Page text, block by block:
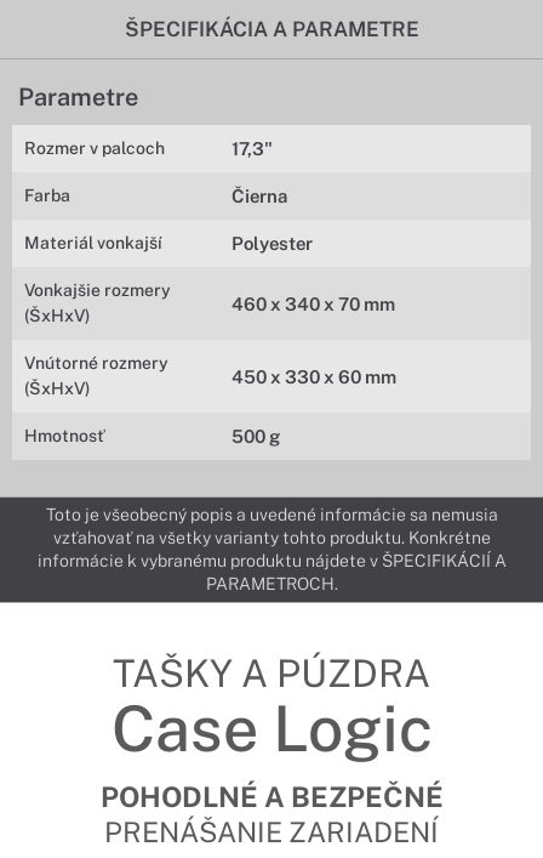
ŠPECIFIKÁCIA A PARAMETRE
Parametre
Rozmer v palcoch 17,3"
Farba Čierna
Materiál vonkajší Polyester
Vonkajšie rozmery
(ŠxHxV)
460 x 340 x 70 mm
Vnútorné rozmery
(ŠxHxV)
450 x 330 x 60 mm
Hmotnosť 500 g
Toto je všeobecný popis a uvedené informácie sa nemusia
vzťahovať na všetky varianty tohto produktu. Konkrétne
informácie k vybranému produktu nájdete v ŠPECIFIKÁCIÍ A
PARAMETROCH.
TAŠKY A PÚZDRA
Case Logic
POHODLNÉ A BEZPEČNÉ
PRENÁŠANIE ZARIADENÍ